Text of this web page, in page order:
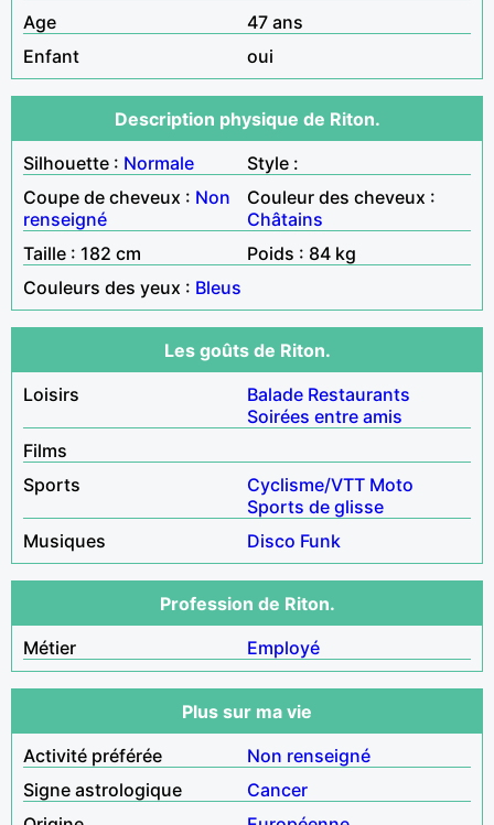
Age
47 ans
Enfant
oui
Description physique de Riton.
Silhouette : Normale
Style :
Coupe de cheveux : Non
renseigné
Couleur des cheveux :
Châtains
Taille : 182 cm
Poids : 84 kg
Couleurs des yeux : Bleus
Les goûts de Riton.
Loisirs
Balade Restaurants
Soirées entre amis
Films
Sports
Cyclisme/VTT Moto
Sports de glisse
Musiques
Disco Funk
Profession de Riton.
Métier
Employé
Plus sur ma vie
Activité préférée
Non renseigné
Signe astrologique
Cancer